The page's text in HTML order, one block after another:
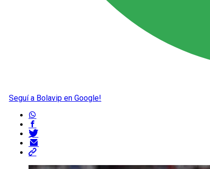
Seguí a Bolavip en Google!